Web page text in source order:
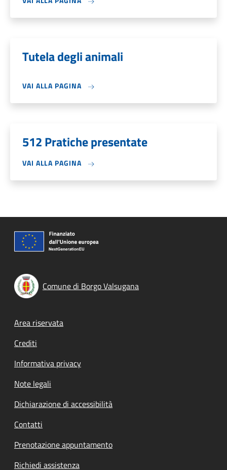
Tutela degli animali
VAI ALLA PAGINA
512 Pratiche presentate
VAI ALLA PAGINA
Comune di Borgo Valsugana
Footer menu
Area riservata
Crediti
Informativa privacy
Note legali
Dichiarazione di accessibilità
Contatti
Prenotazione appuntamento
Richiedi assistenza